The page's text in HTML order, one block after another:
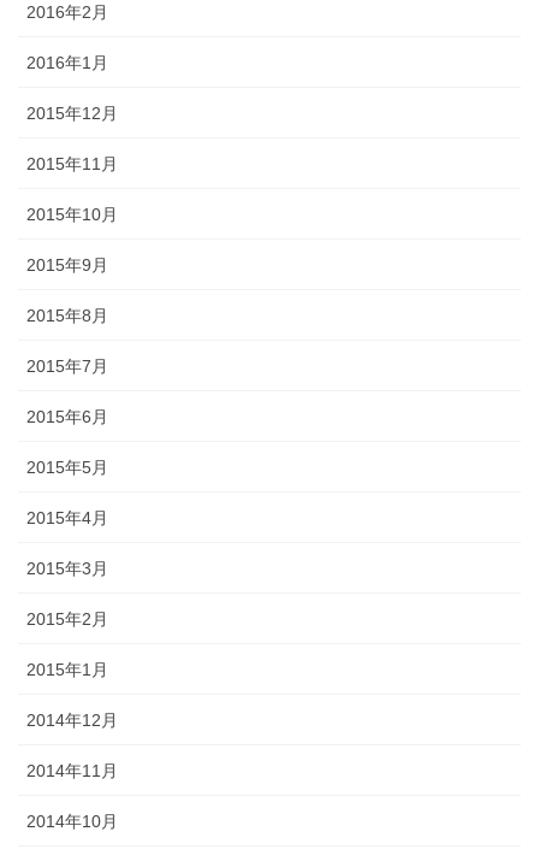
2016年2月
2016年1月
2015年12月
2015年11月
2015年10月
2015年9月
2015年8月
2015年7月
2015年6月
2015年5月
2015年4月
2015年3月
2015年2月
2015年1月
2014年12月
2014年11月
2014年10月